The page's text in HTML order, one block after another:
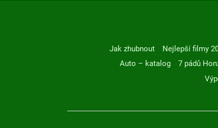
Jak zhubnout Nejlepší filmy
Auto – katalog
7 pádů